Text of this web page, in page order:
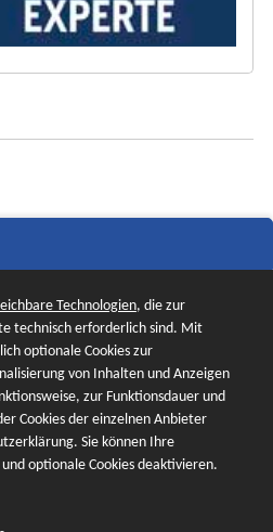
Technologien, die zur
technisch erforderlich sind. Mit
optionale Cookies zur
von Inhalten und Anzeigen
zur Funktionsdauer und
Cookies der einzelnen Anbieter
Sie können Ihre
optionale Cookies deaktivieren.